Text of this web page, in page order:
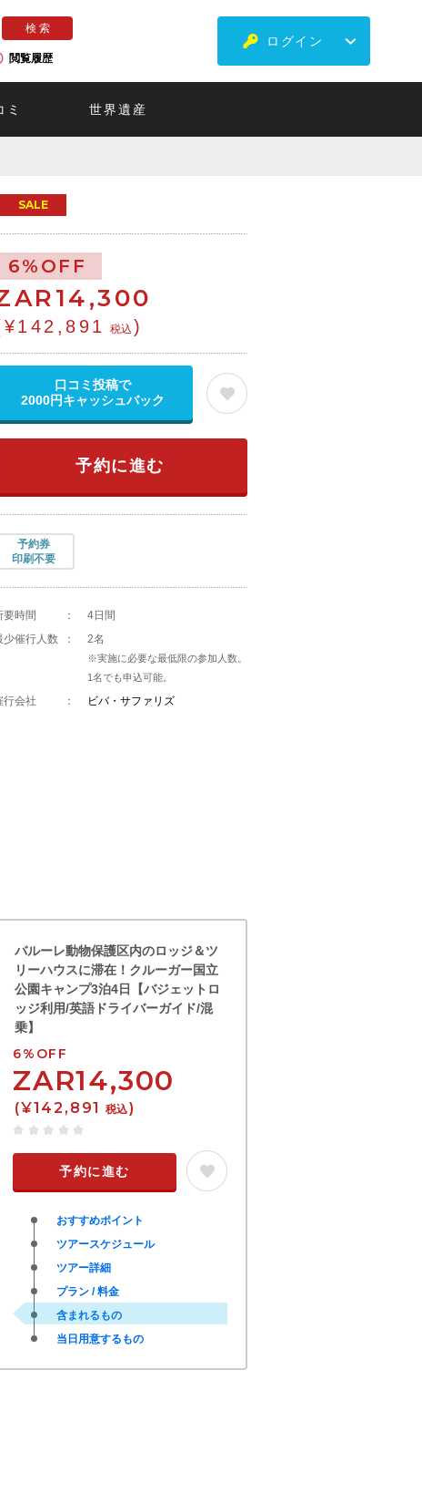
閲覧履歴
ログイン
ミ 世界遺産
SALE
6%OFF
14,300
税込 )
口コミ投稿で
2000円キャッシュバック
予約に進む
予約券
印刷不要
要時間 ：
4日間
少催行人数
： 2名
※実施に必要な最低限の参加人数。
1名でも申込可能。
行会社 ： ビバ・サファリズ
バルーレ動物保護区内のロッジ＆ツ
リーハウスに滞在！クルーガー国立
公園キャンプ3泊4日【バジェットロ
ッジ利用/英語ドライバーガイド/混
乗】
6%OFF
ZAR14,300
(¥142,891 税込)
予約に進む
おすすめポイント
ツアースケジュール
ツアー詳細
プラン / 料金
含まれるもの
当日用意するもの